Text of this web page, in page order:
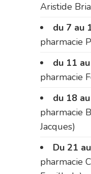
Aristide
du 7 au
pharmacie
du 11
pharmacie
du 18
pharmacie
Jacques)
Du 21
pharmacie